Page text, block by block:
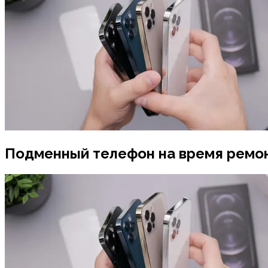
Подменный телефон на время